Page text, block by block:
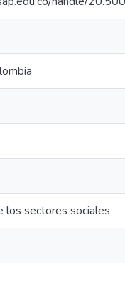
los sectores sociales